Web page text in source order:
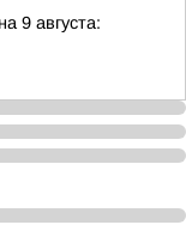
9 августа: